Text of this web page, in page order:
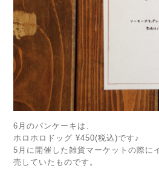
6月のパンケーキは、
ホロホロドッグ ¥450(税込)です♪
5月に開催した雑貨マーケットの際に
売していたものです。